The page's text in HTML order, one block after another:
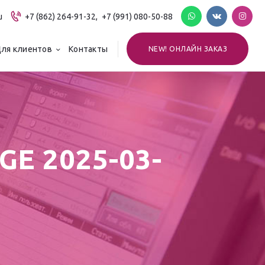
+7 (862) 264-91-32, +7 (991) 080-50-88
клиентов Контакты NEW! ОНЛАЙН ЗАКАЗ
2025-03-